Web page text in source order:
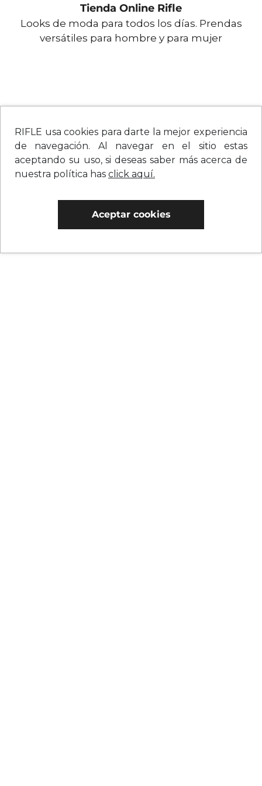
RIFLE usa cookies para darte la mejor experiencia
de navegación. Al navegar en el sitio estas
aceptando su uso, si deseas saber más acerca de
nuestra política has click aquí.
Aceptar cookies
Tienda Online Rifle
Looks de moda para todos los días. Prendas
versátiles para hombre y para mujer